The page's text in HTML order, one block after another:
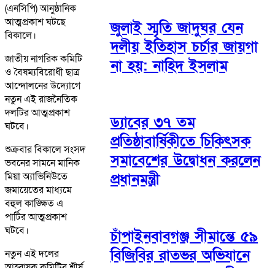
(এনসিপি) আনুষ্ঠানিক
আত্মপ্রকাশ ঘটছে
বিকালে।
জাতীয় নাগরিক কমিটি
ও বৈষম্যবিরোধী ছাত্র
আন্দোলনের উদ্যোগে
নতুন এই রাজনৈতিক
দলটির আত্মপ্রকাশ
ঘটবে।
শুক্রবার বিকালে সংসদ
ভবনের সামনে মানিক
মিয়া অ্যাভিনিউতে
জমায়েতের মাধ্যমে
বহুল কাঙ্ক্ষিত এ
পার্টির আত্মপ্রকাশ
ঘটবে।
নতুন এই দলের
জুলাই স্মৃতি জাদুঘর যেন
দলীয় ইতিহাস চর্চার জায়গা
না হয়: নাহিদ ইসলাম
ড্যাবের ৩৭ তম
প্রতিষ্ঠাবার্ষিকীতে চিকিৎসক
সমাবেশের উদ্বোধন করলেন
প্রধানমন্ত্রী
চাঁপাইনবাবগঞ্জ সীমান্তে ৫৯
বিজিবির রাতভর অভিযানে